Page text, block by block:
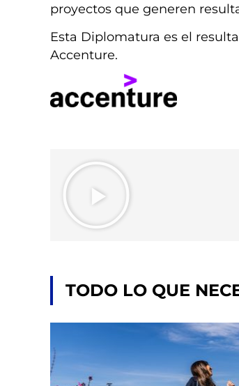
proyectos que generen
Esta Diplomatura es el
Accenture.
TODO LO QUE